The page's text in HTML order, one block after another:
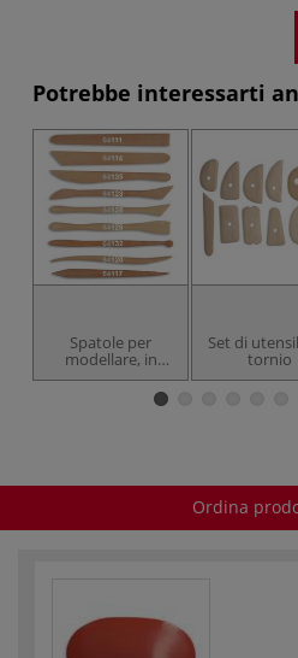
Potrebbe interessarti
Spatole per
modellare, in
legno di bosso
Set di
tornio
Ordina